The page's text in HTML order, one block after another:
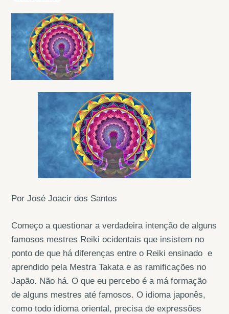
Por José Joacir dos Santos
Começo a questionar a verdadeira intenção de alguns
famosos mestres Reiki ocidentais que insistem no
ponto de que há diferenças entre o Reiki ensinado e
aprendido pela Mestra Takata e as ramificações no
Japão. Não há. O que eu percebo é a má formação
de alguns mestres até famosos. O idioma japonês,
como todo idioma oriental, precisa de expressões